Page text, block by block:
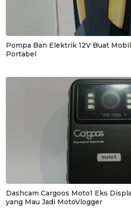
Pompa Ban Elektrik 12V Buat
Portabel
Dashcam Cargoos Moto1 Eks
yang Mau Jadi MotoVlogger